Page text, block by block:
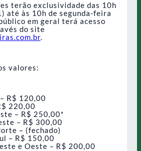
terão exclusividade das 10h
até às 10h de segunda-feira
em geral terá acesso
do site
.
valores:
R$ 120,00
220,00
– R$ 250,00*
– R$ 300,00
– (fechado)
– R$ 150,00
e Oeste – R$ 200,00